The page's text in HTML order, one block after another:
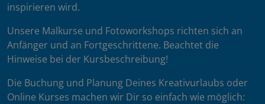
inspirieren wird.
Unsere Malkurse und Fotoworkshops richten sich an
Anfänger und an Fortgeschrittene. Beachtet die
Hinweise bei der Kursbeschreibung!
Die Buchung und Planung Deines Kreativurlaubs oder
Online Kurses machen wir Dir so einfach wie möglich: